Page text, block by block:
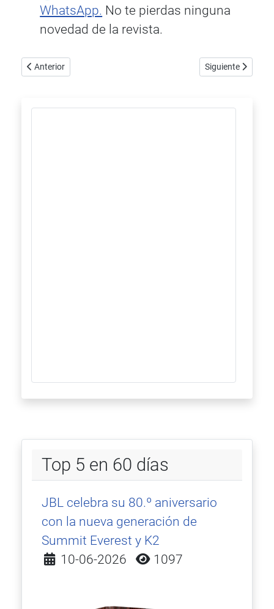
WhatsApp. No te pierdas ninguna
novedad de la revista.
Artículo anterior: Børresen X1, el universo de altavoces Børresen
Anterior Artículo siguiente:
Siguiente
Top 5 en 60 días
JBL celebra su 80.º aniversario
con la nueva generación de
Summit Everest y K2
Detalles
10-06-2026 1097